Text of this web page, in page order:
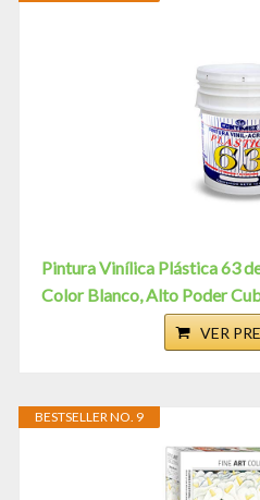
Pintura Vinílica Plástica 63
Color Blanco, Alto Poder
VER
BESTSELLER NO. 9